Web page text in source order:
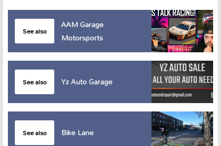
See also
AAM Garage
Motorsports
See also Yz Auto Garage
See also Bike Lane